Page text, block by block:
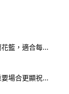
G花店讓你輕鬆訂花，太陽花和蝴蝶蘭花籃，適合每個重要時刻！-SF390
「G花店提供的精美花籃與枱花，讓重要場合更顯祝賀與喜悅，適合各種用場！」-SF398